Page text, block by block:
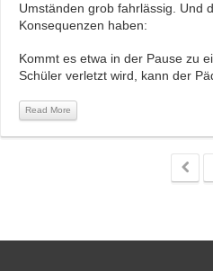
Umständen grob fahrlässig. Und
Konsequenzen haben:
Kommt es etwa in der Pause zu
Schüler verletzt wird, kann der
Read More